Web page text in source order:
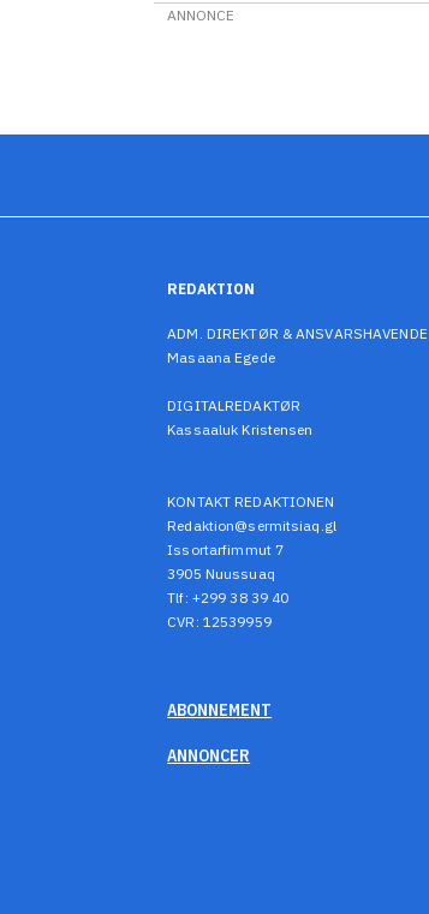
ANNONCE
REDAKTION
ADM. DIREKTØR &
Masaana Egede
DIGITALREDAKTØR
Kassaaluk Kristensen
KONTAKT REDAKTIONEN
Redaktion@sermitsiaq.gl
Issortarfimmut 7
3905 Nuussuaq
Tlf: +299 38 39 40
CVR: 12539959
ABONNEMENT
ANNONCER